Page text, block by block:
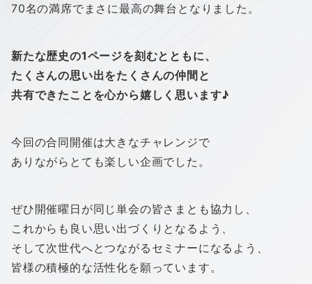
70名の満席でまさに最高の舞台となりました。
新たな歴史の1ページを刻むとともに、
たくさんの思い出をたくさんの仲間と
共有できたことを心から嬉しく思います♪
今回の合同開催は大きなチャレンジで
ありながらとても楽しい企画でした。
ぜひ開催曜日が同じ単会の皆さまとも協力し、
これからも良い思い出づくりとなるよう、
そして次世代へとつながるセミナーになるよう、
皆様の積極的な活性化を願っています。